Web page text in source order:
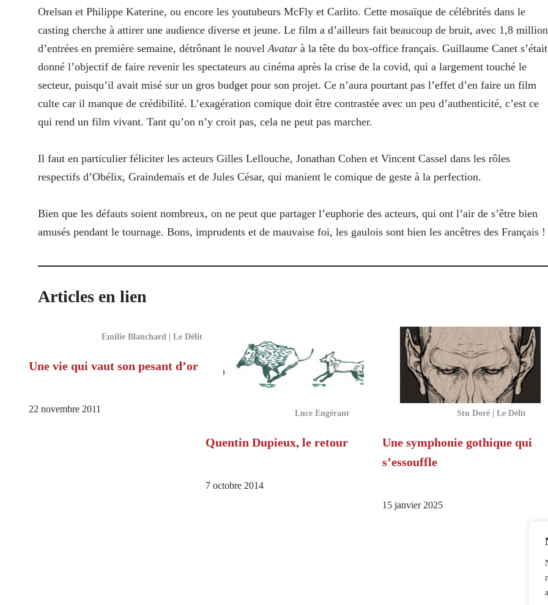
Orelsan et Philippe Katerine, ou encore les youtubeurs McFly et Carlito. Cette mosaïque de célébrités dans le
casting cherche à attirer une audience diverse et jeune. Le film a d’ailleurs fait beaucoup de bruit, avec 1,8 million
d’entrées en première semaine, détrônant le nouvel Avatar à la tête du box-office français. Guillaume Canet s’était
donné l’objectif de faire revenir les spectateurs au cinéma après la crise de la covid, qui a largement touché le
secteur, puisqu’il avait misé sur un gros budget pour son projet. Ce n’aura pourtant pas l’effet d’en faire un film
culte car il manque de crédibilité. L’exagération comique doit être contrastée avec un peu d’authenticité, c’est ce
qui rend un film vivant. Tant qu’on n’y croit pas, cela ne peut pas marcher.
Il faut en particulier féliciter les acteurs Gilles Lellouche, Jonathan Cohen et Vincent Cassel dans les rôles
respectifs d’Obélix, Graindemaïs et de Jules César, qui manient le comique de geste à la perfection.
Bien que les défauts soient nombreux, on ne peut que partager l’euphorie des acteurs, qui ont l’air de s’être bien
amusés pendant le tournage. Bons, imprudents et de mauvaise foi, les gaulois sont bien les ancêtres des Français !
Articles en lien
Emilie Blanchard | Le Délit
Une vie qui vaut son pesant d’or
22 novembre 2011 Luce Engérant
Quentin Dupieux, le retour
7 octobre 2014
Stu Doré | Le Délit
Une symphonie gothique qui
s’essouffle
15 janvier 2025